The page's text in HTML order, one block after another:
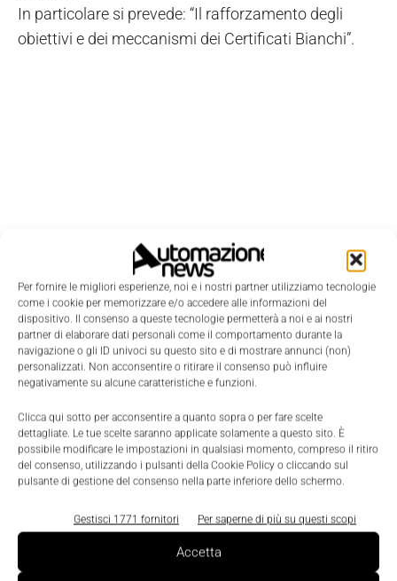
Per fornire le migliori esperienze, noi e i nostri partner utilizziamo tecnologie
come i cookie per memorizzare e/o accedere alle informazioni del
dispositivo. Il consenso a queste tecnologie permetterà a noi e ai nostri
partner di elaborare dati personali come il comportamento durante la
navigazione o gli ID univoci su questo sito e di mostrare annunci (non)
personalizzati. Non acconsentire o ritirare il consenso può influire
negativamente su alcune caratteristiche e funzioni.
Clicca qui sotto per acconsentire a quanto sopra o per fare scelte
dettagliate. Le tue scelte saranno applicate solamente a questo sito. È
possibile modificare le impostazioni in qualsiasi momento, compreso il ritiro
del consenso, utilizzando i pulsanti della Cookie Policy o cliccando sul
pulsante di gestione del consenso nella parte inferiore dello schermo.
Gestisci 1771 fornitori Per saperne di più su questi scopi
Accetta
In particolare si prevede: “Il rafforzamento degli
obiettivi e dei meccanismi dei Certificati Bianchi”.